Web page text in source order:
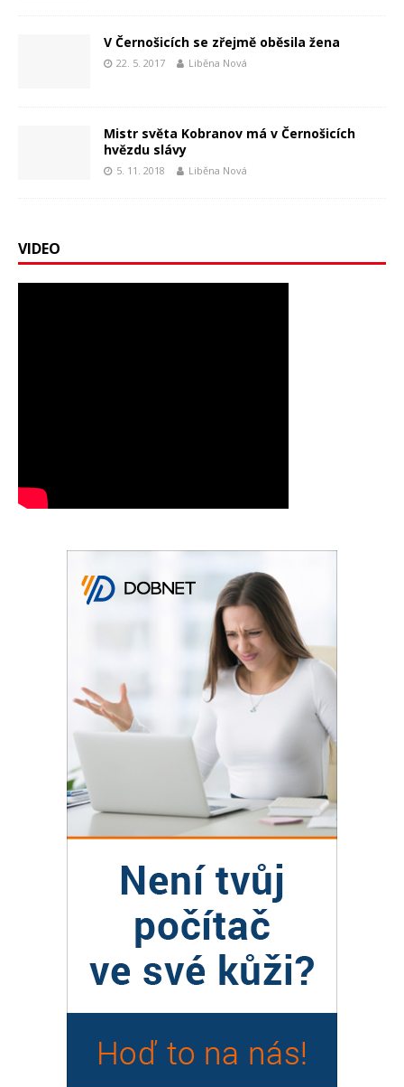
V Černošicích se zřejmě oběsila žena
22. 5. 2017 Liběna Nová
Mistr světa Kobranov má v Černošicích
hvězdu slávy
5. 11. 2018 Liběna Nová
VIDEO